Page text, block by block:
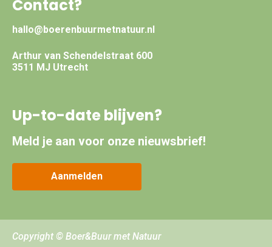
Contact?
hallo@boerenbuurmetnatuur.nl
Arthur van Schendelstraat 600
3511 MJ Utrecht
Up-to-date blijven?
Meld je aan voor onze nieuwsbrief!
Aanmelden
Copyright © Boer&Buur met Natuur